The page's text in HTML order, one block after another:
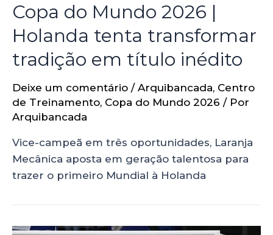
Copa do Mundo 2026 |
Holanda tenta transformar
tradição em título inédito
Deixe um comentário / Arquibancada, Centro
de Treinamento, Copa do Mundo 2026 / Por
Arquibancada
Vice-campeã em três oportunidades, Laranja
Mecânica aposta em geração talentosa para
trazer o primeiro Mundial à Holanda